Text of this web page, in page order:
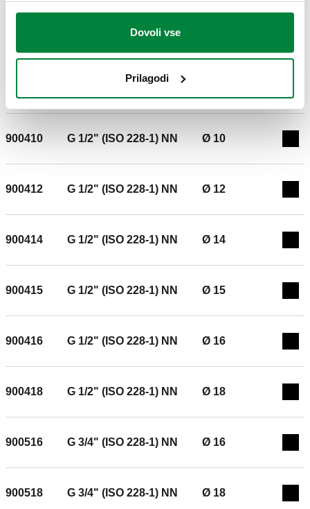
Dovoli vse
Prilagodi
Priključek: G 3/8" (ISO 228-1) NN. Priključek cevi: Ø 8.
G 3/8" (ISO 228-1) NN
G 3/8" (ISO 228-1) NN
900410 G 1/2" (ISO 228-1) NN Ø 10
900412 G 1/2" (ISO 228-1) NN Ø 12
900414 G 1/2" (ISO 228-1) NN Ø 14
900415 G 1/2" (ISO 228-1) NN Ø 15
900416 G 1/2" (ISO 228-1) NN Ø 16
900418 G 1/2" (ISO 228-1) NN Ø 18
900516 G 3/4" (ISO 228-1) NN Ø 16
900518 G 3/4" (ISO 228-1) NN Ø 18